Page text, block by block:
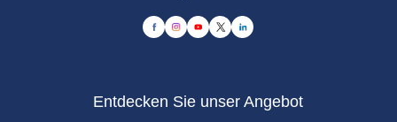
Entdecken Sie unser Angebot